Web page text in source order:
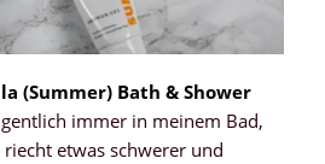
(Summer) Bath & Shower
immer in meinem Bad,
etwas schwerer und